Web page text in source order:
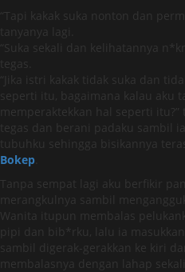
“Tapi kakak suka nonton dan
tanyanya lagi.
“Suka sekali dan kelihatannya
tegas.
“Jika istri kakak tidak suka dan
seperti itu, bagaimana kalau aku
memperaktekkan hal seperti
tegas dan berani padaku sambil
tubuhku sehingga bisikannya
Bokep
Tanpa sempat lagi aku berfikir
merangkulnya sambil
Wanita itupun membalas
pipi dan bib*rku, lalu ia
sambil digerak-gerakkan ke kiri
membalasnya dengan lahap sekali.